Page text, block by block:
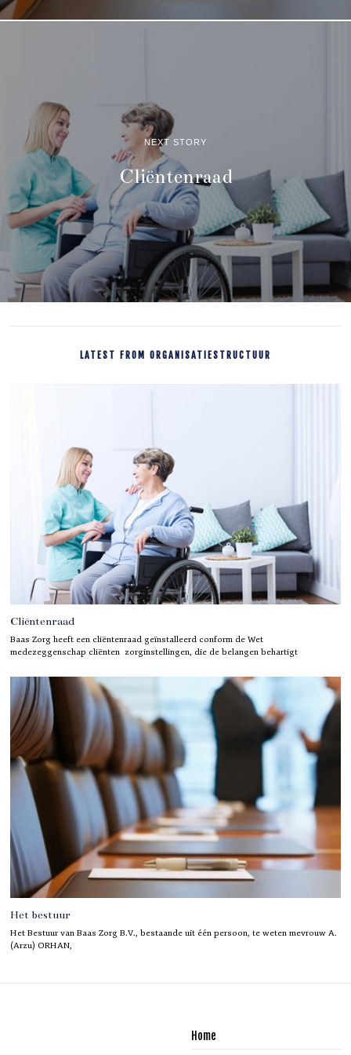
NEXT STORY
Cliëntenraad
LATEST FROM ORGANISATIESTRUCTUUR
Cliëntenraad
Baas Zorg heeft een cliëntenraad geïnstalleerd conform de Wet
medezeggenschap cliënten zorginstellingen, die de belangen behartigt
Het bestuur
Het Bestuur van Baas Zorg B.V., bestaande uit één persoon, te weten mevrouw A.
(Arzu) ORHAN,
Home